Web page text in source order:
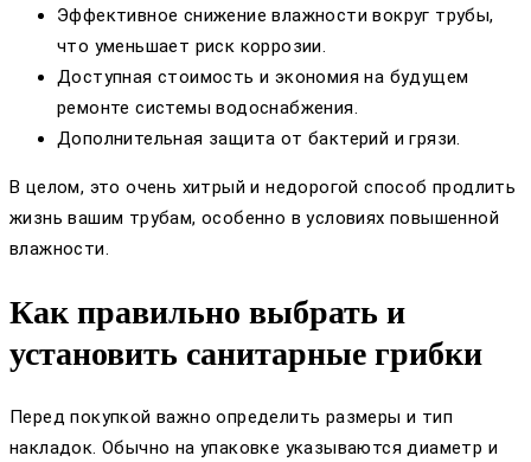
Эффективное снижение влажности вокруг трубы,
что уменьшает риск коррозии.
Доступная стоимость и экономия на будущем
ремонте системы водоснабжения.
Дополнительная защита от бактерий и грязи.
В целом, это очень хитрый и недорогой способ продлить
жизнь вашим трубам, особенно в условиях повышенной
влажности.
Как правильно выбрать и
установить санитарные грибки
Перед покупкой важно определить размеры и тип
накладок. Обычно на упаковке указываются диаметр и